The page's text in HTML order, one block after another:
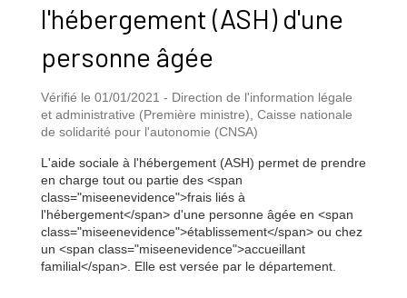
l'hébergement (ASH) d'une
personne âgée
Vérifié le 01/01/2021 - Direction de l'information légale
et administrative (Première ministre), Caisse nationale
de solidarité pour l'autonomie (CNSA)
L'aide sociale à l'hébergement (ASH) permet de prendre
en charge tout ou partie des <span
class="miseenevidence">frais liés à
l'hébergement</span> d'une personne âgée en <span
class="miseenevidence">établissement</span> ou chez
un <span class="miseenevidence">accueillant
familial</span>. Elle est versée par le département.